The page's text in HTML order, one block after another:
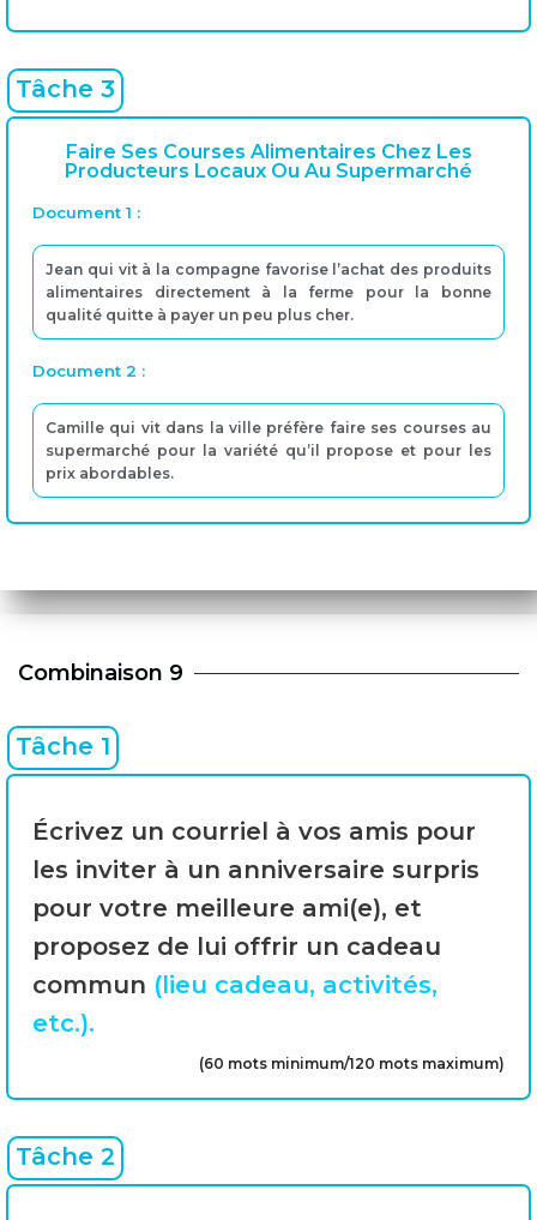
Tâche 3
Faire Ses Courses Alimentaires Chez Les
Producteurs Locaux Ou Au Supermarché
Document 1 :
Jean qui vit à la compagne favorise l’achat des produits
alimentaires directement à la ferme pour la bonne
qualité quitte à payer un peu plus cher.
Document 2 :
Camille qui vit dans la ville préfère faire ses courses au
supermarché pour la variété qu’il propose et pour les
prix abordables.
Combinaison 9
Tâche 1
Écrivez un courriel à vos amis pour
les inviter à un anniversaire surpris
pour votre meilleure ami(e), et
proposez de lui offrir un cadeau
commun (lieu cadeau, activités,
etc.).
(60 mots minimum/120 mots maximum)
Tâche 2